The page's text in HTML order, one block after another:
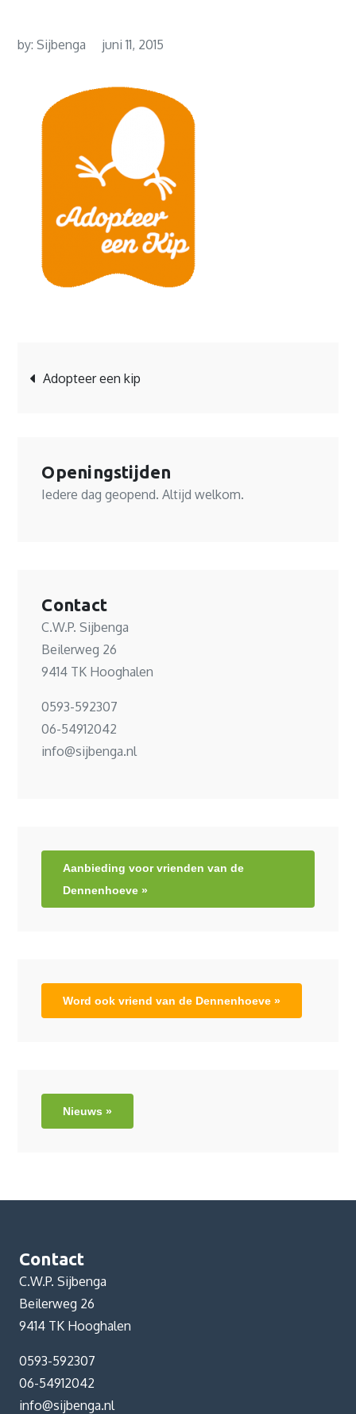
by:Sijbenga juni 11, 2015
navigatie
Adopteer een kip
Openingstijden
Iedere dag geopend. Altijd welkom.
Contact
C.W.P. Sijbenga
Beilerweg 26
9414 TK Hooghalen
0593-592307
06-54912042
info@sijbenga.nl
Aanbieding voor vrienden van de
Dennenhoeve »
Word ook vriend van de Dennenhoeve »
Nieuws »
Contact
C.W.P. Sijbenga
Beilerweg 26
9414 TK Hooghalen
0593-592307
06-54912042
info@sijbenga.nl